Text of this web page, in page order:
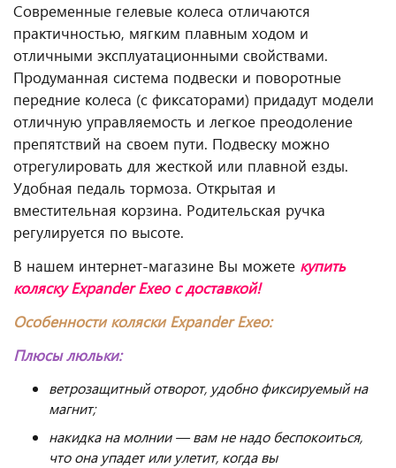
Современные гелевые колеса отличаются
практичностью, мягким плавным ходом и
отличными эксплуатационными свойствами.
Продуманная система подвески и поворотные
передние колеса (с фиксаторами) придадут модели
отличную управляемость и легкое преодоление
препятствий на своем пути. Подвеску можно
отрегулировать для жесткой или плавной езды.
Удобная педаль тормоза. Открытая и
вместительная корзина. Родительская ручка
регулируется по высоте.
В нашем интернет-магазине Вы можете купить
коляску Expander Exeoс доставкой!
Особенности коляски Expander Exeo:
Плюсы люльки:
ветрозащитный отворот, удобно фиксируемый на
магнит;
накидка на молнии — вам не надо беспокоиться,
что она упадет или улетит, когда вы